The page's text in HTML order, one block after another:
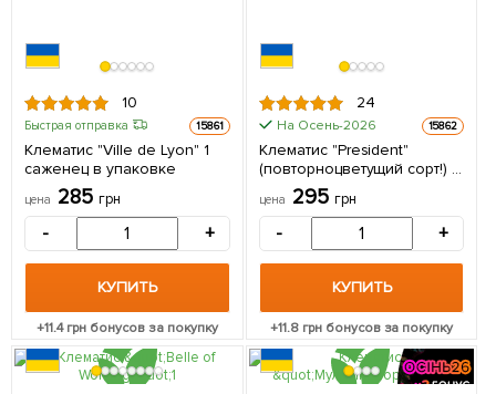
10
Быстрая отправка 15861
Клематис "Ville de Lyon" 1
саженец в упаковке
цена 285 грн
- +
КУПИТЬ
+11.4грн бонусов за покупку
24
На Осень-2026 15862
Клематис "President"
(повторноцветущий сорт!) 1
саженец в упаковке
цена 295 грн
- +
КУПИТЬ
+11.8грн бонусов за покупку